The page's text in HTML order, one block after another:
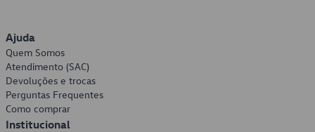
Ajuda
Quem Somos
Atendimento (SAC)
Devoluções e trocas
Perguntas Frequentes
Como comprar
Institucional